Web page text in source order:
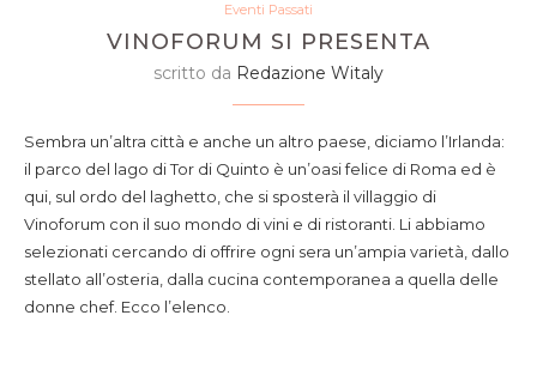
Eventi Passati
VINOFORUM SI PRESENTA
scritto da Redazione Witaly
Sembra un’altra città e anche un altro paese, diciamo l’Irlanda:
il parco del lago di Tor di Quinto è un’oasi felice di Roma ed è
qui, sul ordo del laghetto, che si sposterà il villaggio di
Vinoforum con il suo mondo di vini e di ristoranti. Li abbiamo
selezionati cercando di offrire ogni sera un’ampia varietà, dallo
stellato all’osteria, dalla cucina contemporanea a quella delle
donne chef. Ecco l’elenco.